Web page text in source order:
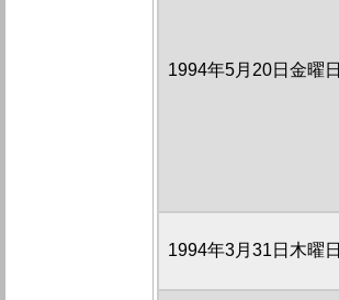
1994年5月20日金曜日
1994年3月31日木曜日